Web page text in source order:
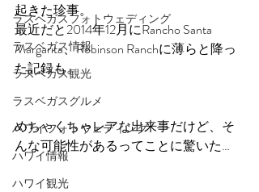
ラスベガスフォトウェディング
ラスベガス情報
ラスベガス観光
ラスベガスグルメ
ハワイフォトウェディング
ハワイ情報
ハワイ観光
起きた珍事。
最近だと2014年12月にRancho Santa
Margarita、Robinson Ranchに薄らと降っ
た記録も。
めちゃくちゃレアな出来事だけど、そ
んな可能性があるってことに驚いた…